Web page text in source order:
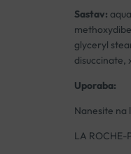
Sastav:
glyceryl
disuccinate,
Uporaba:
Nanesite na
LA ROCHE-